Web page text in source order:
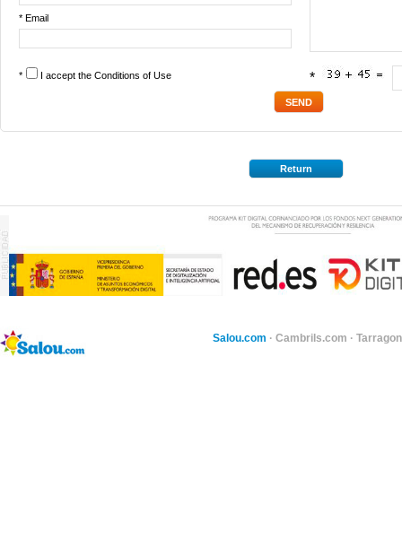
* Email
* I accept the Conditions of Use *
Return
Salou.com · Cambrils.com ·